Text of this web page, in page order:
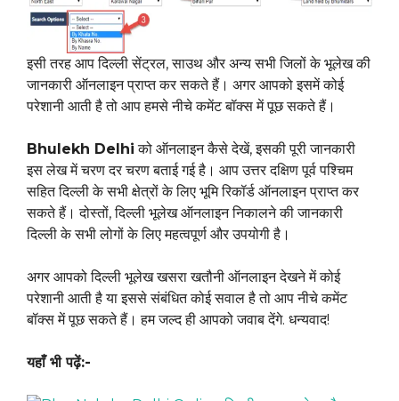
इसी तरह आप दिल्ली सेंट्रल, साउथ और अन्य सभी जिलों के भूलेख की
जानकारी ऑनलाइन प्राप्त कर सकते हैं। अगर आपको इसमें कोई
परेशानी आती है तो आप हमसे नीचे कमेंट बॉक्स में पूछ सकते हैं।
Bhulekh Delhi को ऑनलाइन कैसे देखें, इसकी पूरी जानकारी
इस लेख में चरण दर चरण बताई गई है। आप उत्तर दक्षिण पूर्व पश्चिम
सहित दिल्ली के सभी क्षेत्रों के लिए भूमि रिकॉर्ड ऑनलाइन प्राप्त कर
सकते हैं। दोस्तों, दिल्ली भूलेख ऑनलाइन निकालने की जानकारी
दिल्ली के सभी लोगों के लिए महत्वपूर्ण और उपयोगी है।
अगर आपको दिल्ली भूलेख खसरा खतौनी ऑनलाइन देखने में कोई
परेशानी आती है या इससे संबंधित कोई सवाल है तो आप नीचे कमेंट
बॉक्स में पूछ सकते हैं। हम जल्द ही आपको जवाब देंगे. धन्यवाद!
यहाँ भी पढ़ें:-